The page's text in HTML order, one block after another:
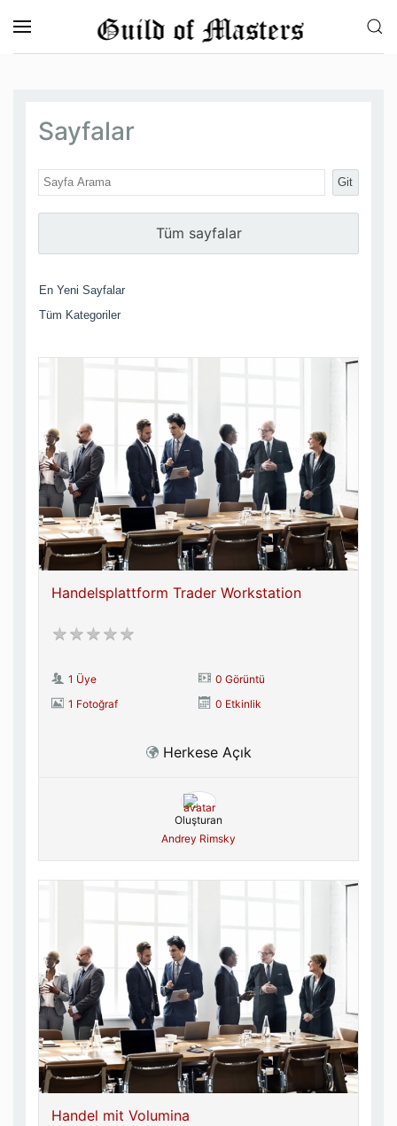
Skip to main content
Sayfalar
Git
Tüm sayfalar
Handelsplattform Trader Workstation
1 Üye
0 Görüntü
1 Fotoğraf
0 Etkinlik
Herkese Açık
Oluşturan
Andrey Rimsky
Handel mit Volumina